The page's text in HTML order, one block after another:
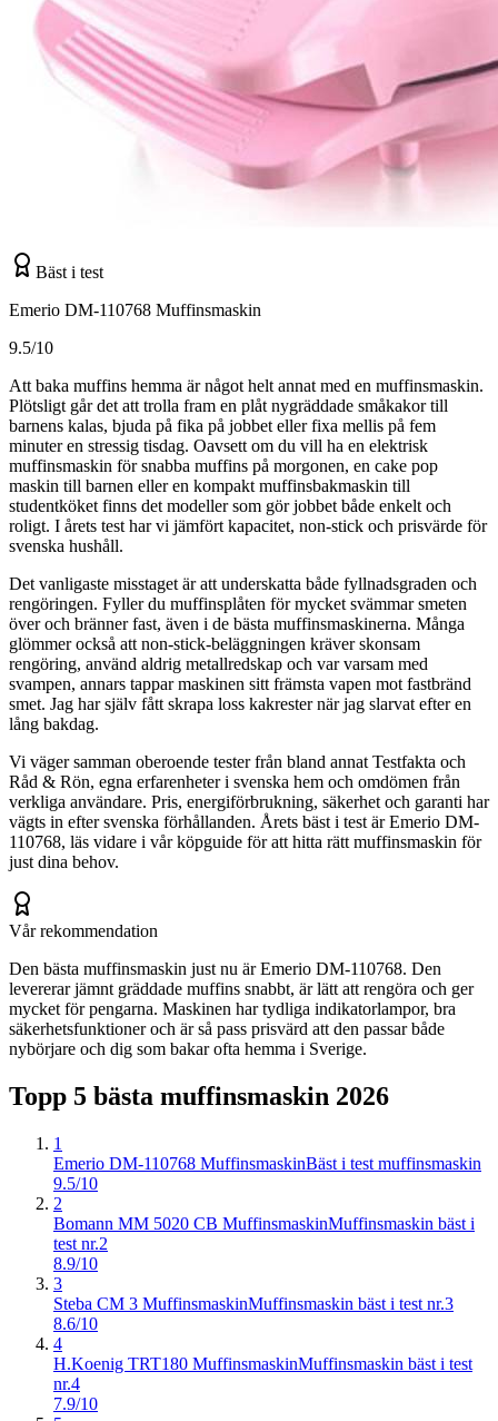
Bäst i test
Emerio DM-110768 Muffinsmaskin
9.5/10
Att baka muffins hemma är något helt annat med en muffinsmaskin.
Plötsligt går det att trolla fram en plåt nygräddade småkakor till
barnens kalas, bjuda på fika på jobbet eller fixa mellis på fem
minuter en stressig tisdag. Oavsett om du vill ha en elektrisk
muffinsmaskin för snabba muffins på morgonen, en cake pop
maskin till barnen eller en kompakt muffinsbakmaskin till
studentköket finns det modeller som gör jobbet både enkelt och
roligt. I årets test har vi jämfört kapacitet, non-stick och prisvärde för
svenska hushåll.
Det vanligaste misstaget är att underskatta både fyllnadsgraden och
rengöringen. Fyller du muffinsplåten för mycket svämmar smeten
över och bränner fast, även i de bästa muffinsmaskinerna. Många
glömmer också att non-stick-beläggningen kräver skonsam
rengöring, använd aldrig metallredskap och var varsam med
svampen, annars tappar maskinen sitt främsta vapen mot fastbränd
smet. Jag har själv fått skrapa loss kakrester när jag slarvat efter en
lång bakdag.
Vi väger samman oberoende tester från bland annat Testfakta och
Råd & Rön, egna erfarenheter i svenska hem och omdömen från
verkliga användare. Pris, energiförbrukning, säkerhet och garanti har
vägts in efter svenska förhållanden. Årets bäst i test är Emerio DM-
110768, läs vidare i vår köpguide för att hitta rätt muffinsmaskin för
just dina behov.
Vår rekommendation
Den bästa muffinsmaskin just nu är Emerio DM-110768. Den
levererar jämnt gräddade muffins snabbt, är lätt att rengöra och ger
mycket för pengarna. Maskinen har tydliga indikatorlampor, bra
säkerhetsfunktioner och är så pass prisvärd att den passar både
nybörjare och dig som bakar ofta hemma i Sverige.
Topp 5 bästa muffinsmaskin 2026
1
Emerio DM-110768 MuffinsmaskinBäst i test muffinsmaskin
9.5/10
2
Bomann MM 5020 CB MuffinsmaskinMuffinsmaskin bäst i
test nr.2
8.9/10
3
Steba CM 3 MuffinsmaskinMuffinsmaskin bäst i test nr.3
8.6/10
4
H.Koenig TRT180 MuffinsmaskinMuffinsmaskin bäst i test
nr.4
7.9/10